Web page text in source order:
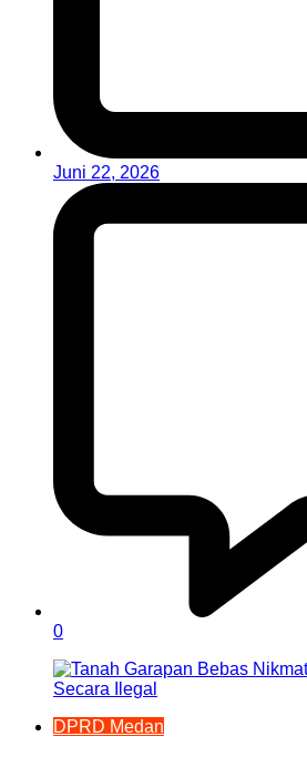
Juni 22, 2026
0
DPRD Medan